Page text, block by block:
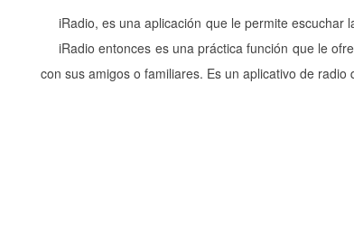
iRadio, es una aplicación que le permite escuchar
iRadio entonces es una práctica función que le
con sus amigos o familiares. Es un aplicativo de radio